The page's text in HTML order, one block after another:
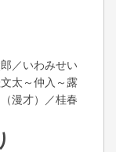
／いわみせい
太～仲入～露
漫才）／桂春